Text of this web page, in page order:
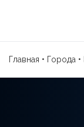
Главная • Города •